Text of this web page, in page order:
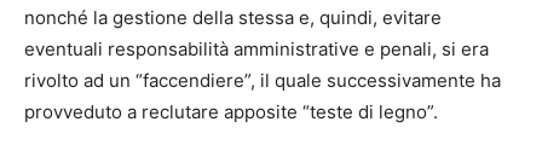
nonché la gestione della stessa e, quindi, evitare
eventuali responsabilità amministrative e penali, si era
rivolto ad un “faccendiere”, il quale successivamente ha
provveduto a reclutare apposite “teste di legno”.